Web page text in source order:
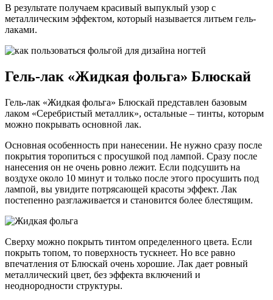
В результате получаем красивый выпуклый узор с
металлическим эффектом, который называется литьем гель-
лаками.
Гель-лак «Жидкая фольга» Блюскай
Гель-лак «Жидкая фольга» Блюскай представлен базовым
лаком «Серебристый металлик», остальные – тинты, которым
можно покрывать основной лак.
Основная особенность при нанесении. Не нужно сразу после
покрытия торопиться с просушкой под лампой. Сразу после
нанесения он не очень ровно лежит. Если подсушить на
воздухе около 10 минут и только после этого просушить под
лампой, вы увидите потрясающей красоты эффект. Лак
постепенно разглаживается и становится более блестящим.
Сверху можно покрыть тинтом определенного цвета. Если
покрыть топом, то поверхность тускнеет. Но все равно
впечатления от Блюскай очень хорошие. Лак дает ровный
металлический цвет, без эффекта включений и
неоднородности структуры.